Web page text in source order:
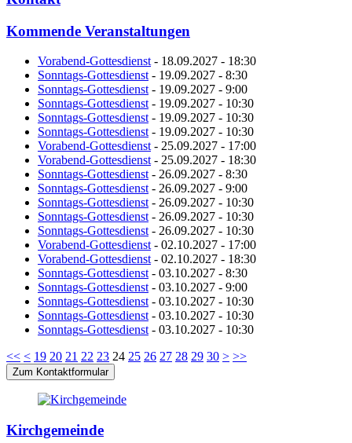
Kommende Veranstaltungen
Vorabend-Gottesdienst - 18.09.2027 - 18:30
Sonntags-Gottesdienst - 19.09.2027 - 8:30
Sonntags-Gottesdienst - 19.09.2027 - 9:00
Sonntags-Gottesdienst - 19.09.2027 - 10:30
Sonntags-Gottesdienst - 19.09.2027 - 10:30
Sonntags-Gottesdienst - 19.09.2027 - 10:30
Vorabend-Gottesdienst - 25.09.2027 - 17:00
Vorabend-Gottesdienst - 25.09.2027 - 18:30
Sonntags-Gottesdienst - 26.09.2027 - 8:30
Sonntags-Gottesdienst - 26.09.2027 - 9:00
Sonntags-Gottesdienst - 26.09.2027 - 10:30
Sonntags-Gottesdienst - 26.09.2027 - 10:30
Sonntags-Gottesdienst - 26.09.2027 - 10:30
Vorabend-Gottesdienst - 02.10.2027 - 17:00
Vorabend-Gottesdienst - 02.10.2027 - 18:30
Sonntags-Gottesdienst - 03.10.2027 - 8:30
Sonntags-Gottesdienst - 03.10.2027 - 9:00
Sonntags-Gottesdienst - 03.10.2027 - 10:30
Sonntags-Gottesdienst - 03.10.2027 - 10:30
Sonntags-Gottesdienst - 03.10.2027 - 10:30
<< < 19 20 21 22 23 24 25 26 27 28 29 30 > >>
Zum Kontaktformular
Kirchgemeinde